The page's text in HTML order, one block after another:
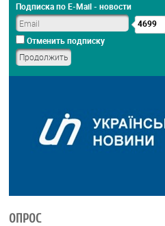
Подписка по E-Mail - новости
4699
Отменить подписку
ОПРОС